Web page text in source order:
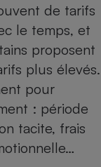
de tarifs
le temps, et
proposent
plus élevés.
pour
: période
tacite, frais